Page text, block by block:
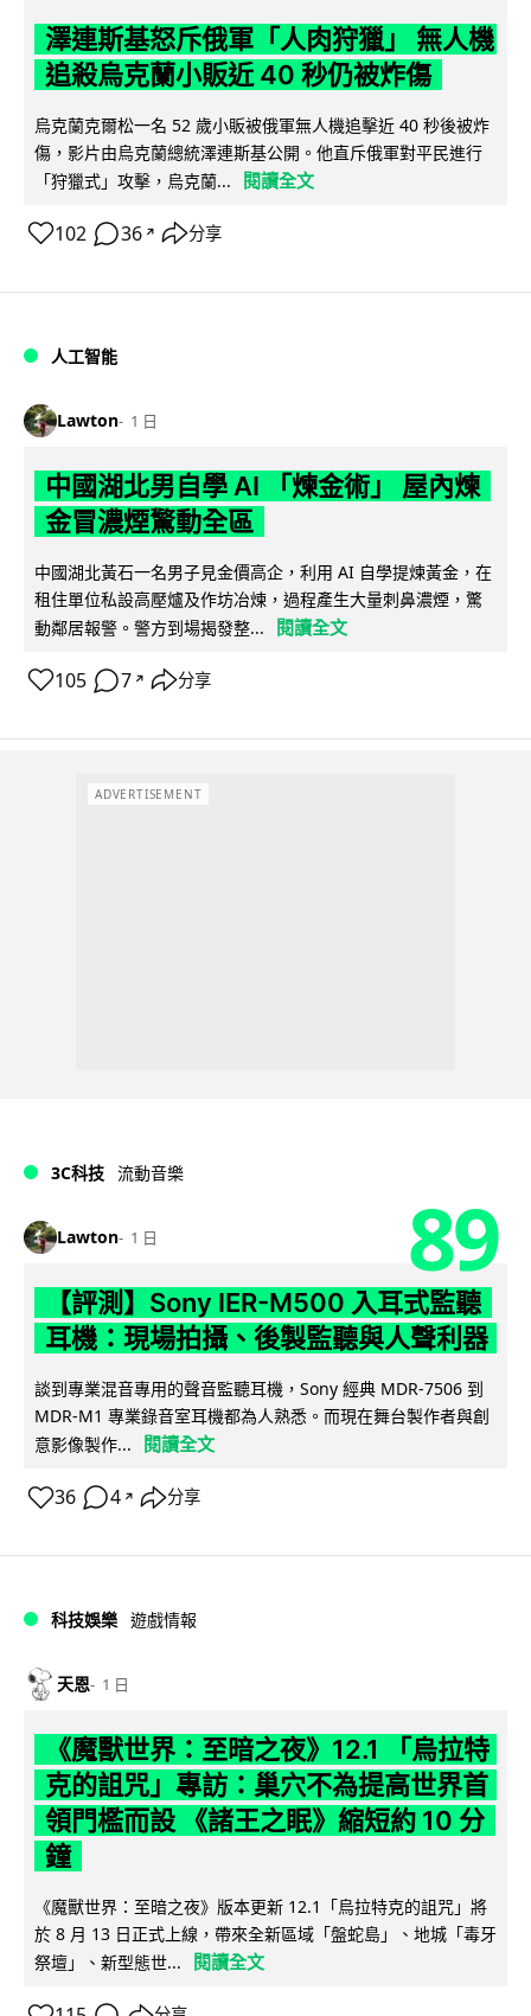
澤連斯基怒斥俄軍「人肉狩獵」 無人機
追殺烏克蘭小販近 40 秒仍被炸傷
烏克蘭克爾松一名 52 歲小販被俄軍無人機追擊近 40 秒後被炸
傷，影片由烏克蘭總統澤連斯基公開。他直斥俄軍對平民進行
「狩獵式」攻擊，烏克蘭...
閱讀全文
102 36 ↗ 分享
人工智能
Lawton 1 日
中國湖北男自學 AI 「煉金術」 屋內煉
金冒濃煙驚動全區
中國湖北黃石一名男子見金價高企，利用 AI 自學提煉黃金，在
租住單位私設高壓爐及作坊冶煉，過程產生大量刺鼻濃煙，驚
動鄰居報警。警方到場揭發整...
閱讀全文
105 7 ↗ 分享
ADVERTISEMENT
3C科技 流動音樂
Lawton 1 日 89
【評測】Sony IER-M500 入耳式監聽
耳機：現場拍攝、後製監聽與人聲利器
談到專業混音專用的聲音監聽耳機，Sony 經典 MDR-7506 到
MDR-M1 專業錄音室耳機都為人熟悉。而現在舞台製作者與創
意影像製作...
閱讀全文
36 4 ↗ 分享
科技娛樂 遊戲情報
天恩 1 日
《魔獸世界：至暗之夜》12.1 「烏拉特
克的詛咒」專訪：巢穴不為提高世界首
領門檻而設 《諸王之眠》縮短約 10 分
鐘
《魔獸世界：至暗之夜》版本更新 12.1「烏拉特克的詛咒」將
於 8 月 13 日正式上線，帶來全新區域「盤蛇島」、地城「毒牙
祭壇」、新型態世...
閱讀全文